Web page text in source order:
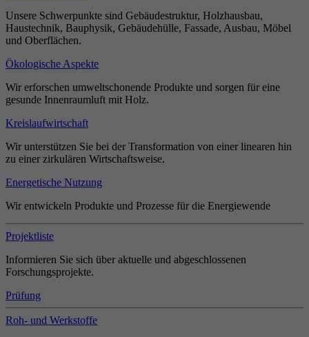
Unsere Schwerpunkte sind Gebäudestruktur, Holzhausbau,
Haustechnik, Bauphysik, Gebäudehülle, Fassade, Ausbau, Möbel
und Oberflächen.
Ökologische Aspekte
Wir erforschen umweltschonende Produkte und sorgen für eine
gesunde Innenraumluft mit Holz.
Kreislaufwirtschaft
Wir unterstützen Sie bei der Transformation von einer linearen hin
zu einer zirkulären Wirtschaftsweise.
Energetische Nutzung
Wir entwickeln Produkte und Prozesse für die Energiewende
Projektliste
Informieren Sie sich über aktuelle und abgeschlossenen
Forschungsprojekte.
Prüfung
Roh- und Werkstoffe